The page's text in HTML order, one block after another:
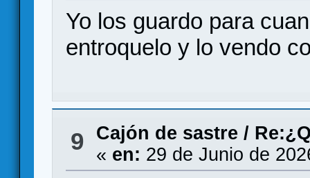
Yo los guardo para
entroquelo y lo vendo
9 Cajón de sastre /
« en: 29 de Junio de